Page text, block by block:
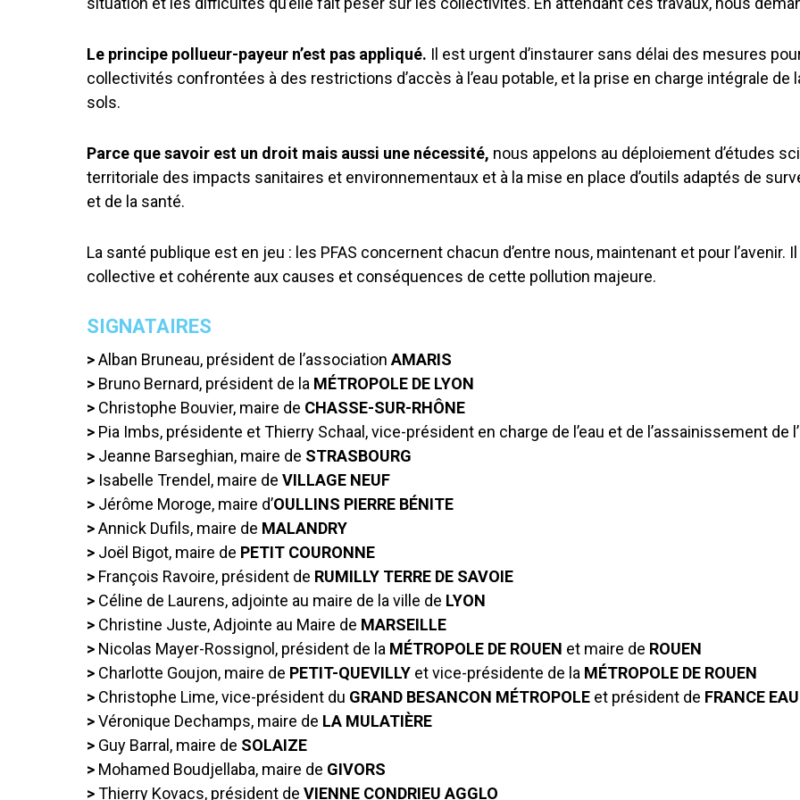
Le principe pollueur-payeur n’est pas appliqué. Il est urgent d’instaurer sans délai des mesures
collectivités confrontées à des restrictions d’accès à l’eau potable, et la prise en charge intégrale
sols.
Parce que savoir est un droit mais aussi une nécessité, nous appelons au déploiement d’études
territoriale des impacts sanitaires et environnementaux et à la mise en place d’outils adaptés de
et de la santé.
La santé publique est en jeu : les PFAS concernent chacun d’entre nous, maintenant et pour l’avenir.
collective et cohérente aux causes et conséquences de cette pollution majeure.
SIGNATAIRES
>Alban Bruneau, président de l’association AMARIS
> Bruno Bernard, président de la MÉTROPOLE DE LYON
> Christophe Bouvier, maire de CHASSE-SUR-RHÔNE
> Pia Imbs, présidente et Thierry Schaal, vice-président en charge de l’eau et de l’assainissement de l’
> Jeanne Barseghian, maire de STRASBOURG
> Isabelle Trendel, maire de VILLAGE NEUF
> Jérôme Moroge, maire d’OULLINS PIERRE BÉNITE
>Annick Dufils, maire de MALANDRY
> Joël Bigot, maire de PETIT COURONNE
> François Ravoire, président de RUMILLY TERRE DE SAVOIE
> Céline de Laurens, adjointe au maire de la ville de LYON
> Christine Juste, Adjointe au Maire de MARSEILLE
> Nicolas Mayer-Rossignol, président de la MÉTROPOLE DE ROUEN et maire de ROUEN
> Charlotte Goujon, maire de PETIT-QUEVILLY et vice-présidente de la MÉTROPOLE DE ROUEN
> Christophe Lime, vice-président du GRAND BESANCON MÉTROPOLE et président de FRANCE
>Véronique Dechamps, maire de LA MULATIÈRE
> Guy Barral, maire de SOLAIZE
> Mohamed Boudjellaba, maire de GIVORS
>Thierry Kovacs, président de VIENNE CONDRIEU AGGLO